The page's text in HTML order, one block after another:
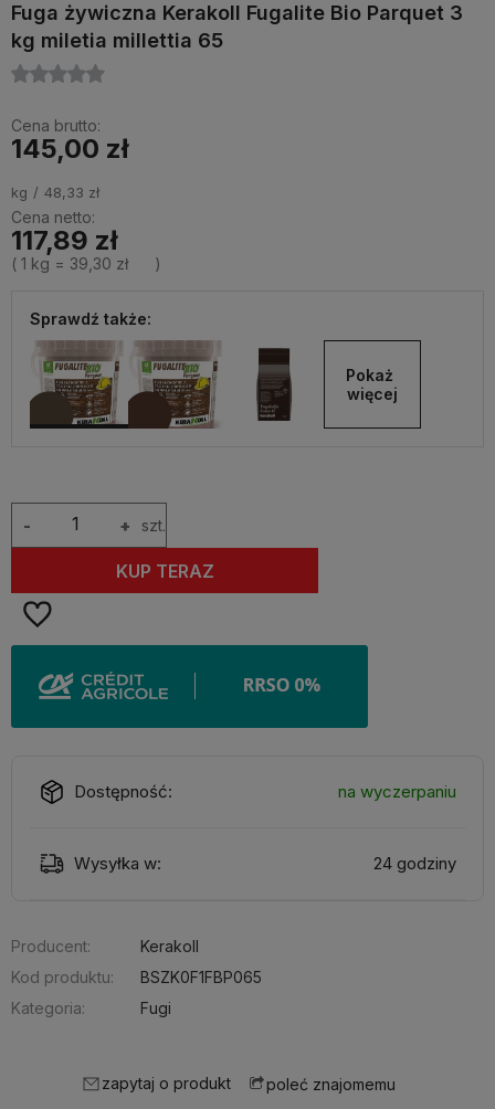
Fuga żywiczna Kerakoll Fugalite Bio Parquet 3
kg miletia millettia 65
Cena brutto:
145,00 zł
kg 48,33 zł
Cena netto:
117,89 zł
( 1 kg = 39,30 zł )
Sprawdź także:
Pokaż
więcej
+
- szt.
KUP TERAZ
Dostępność: na wyczerpaniu
Wysyłka w: 24 godziny
Producent:
Kerakoll
Kod produktu:
BSZK0F1FBP065
Kategoria:
Fugi
zapytaj o produkt poleć znajomemu